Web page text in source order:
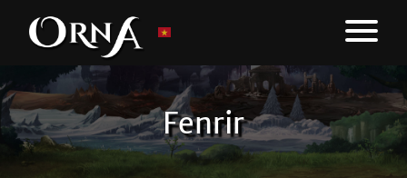
Fenrir